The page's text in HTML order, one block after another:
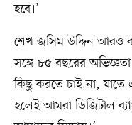
হবে।’
শেখ জসিম উদ্দিন আরও
সঙ্গে ৮৫ বছরের
কিছু করতে চাই না, যাতে
হলেই আমরা ডিজিটাল